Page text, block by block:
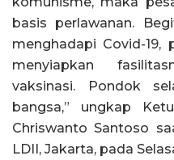
basis perlawanan.
menghadapi Covid-19,
menyiapkan
vaksinasi. Pondok
bangsa,” ungkap
Chriswanto Santoso
LDII, Jakarta, pada